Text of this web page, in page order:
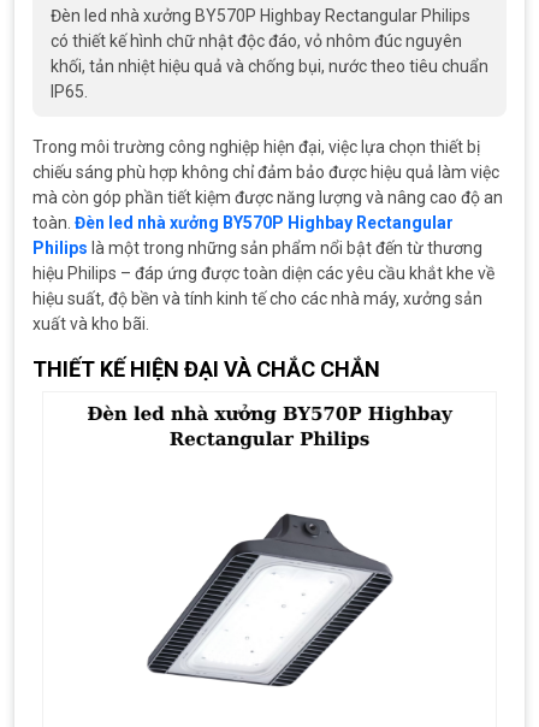
Đèn led nhà xưởng BY570P Highbay Rectangular Philips
có thiết kế hình chữ nhật độc đáo, vỏ nhôm đúc nguyên
khối, tản nhiệt hiệu quả và chống bụi, nước theo tiêu chuẩn
IP65.
Trong môi trường công nghiệp hiện đại, việc lựa chọn thiết bị
chiếu sáng phù hợp không chỉ đảm bảo được hiệu quả làm việc
mà còn góp phần tiết kiệm được năng lượng và nâng cao độ an
toàn. Đèn led nhà xưởng BY570P Highbay Rectangular
Philips là một trong những sản phẩm nổi bật đến từ thương
hiệu Philips – đáp ứng được toàn diện các yêu cầu khắt khe về
hiệu suất, độ bền và tính kinh tế cho các nhà máy, xưởng sản
xuất và kho bãi.
THIẾT KẾ HIỆN ĐẠI VÀ CHẮC CHẮN